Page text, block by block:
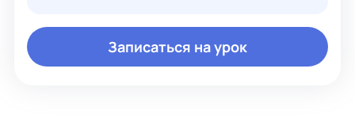
Записаться на урок